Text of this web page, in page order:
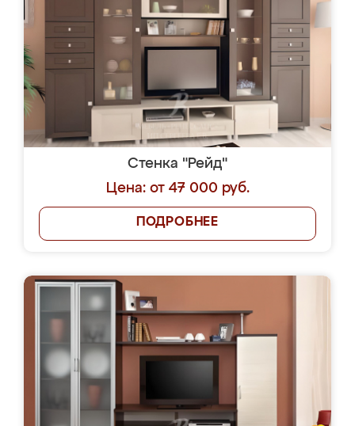
Стенка "Рейд"
Цена: от 47 000 руб.
ПОДРОБНЕЕ